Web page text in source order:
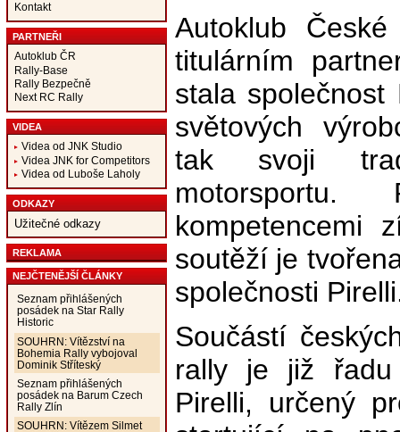
Kontakt
PARTNEŘI
Autoklub ČR
Rally-Base
Rally Bezpečně
Next RC Rally
VIDEA
Videa od JNK Studio
Videa JNK for Competitors
Videa od Luboše Laholy
ODKAZY
Užitečné odkazy
REKLAMA
NEJČTENĚJŠÍ ČLÁNKY
Seznam přihlášených
posádek na Star Rally
Historic
SOUHRN: Vítězství na
Bohemia Rally vybojoval
Dominik Stříteský
Seznam přihlášených
posádek na Barum Czech
Rally Zlín
SOUHRN: Vítězem Silmet
Autoklub
titulárním
stala
světových
tak svoji
kompetencemi
soutěží je
společnosti
Součástí
rally je již
Pirelli, určený